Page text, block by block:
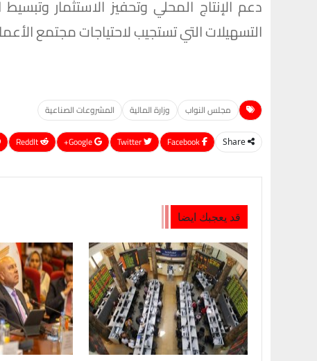
دعم الإنتاج المحلي وتحفيز الاستثمار
التسهيلات التي تستجيب لاحتياجات مجتمع
مجلس النواب وزارة المالية المشروعات الصناعية
Share
Google+
ReddIt
قد يعجبك ايضا